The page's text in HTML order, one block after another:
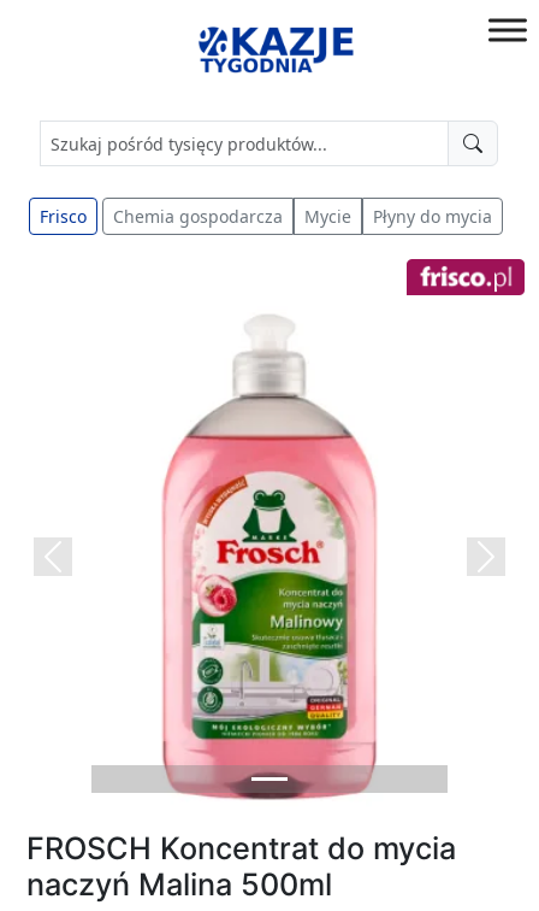
złap
Frisco Chemia gospodarcza Mycie Płyny do mycia
Previous Next
FROSCH Koncentrat do mycia
naczyń Malina 500ml